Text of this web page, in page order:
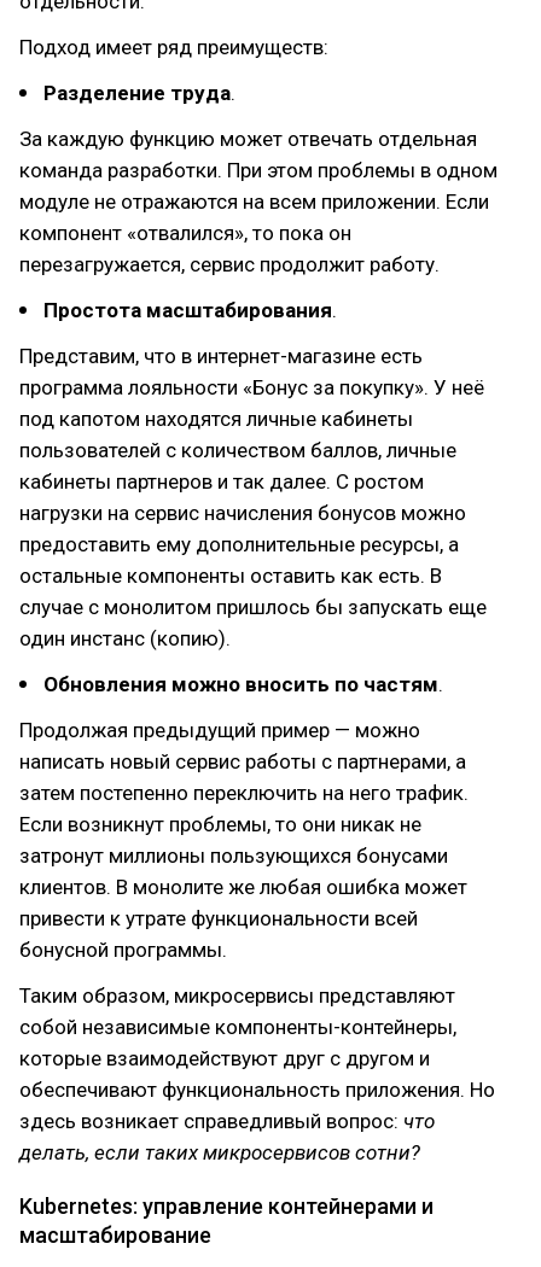
Подход имеет ряд преимуществ:
Разделение труда.
За каждую функцию может отвечать отдельная
команда разработки. При этом проблемы в одном
модуле не отражаются на всем приложении. Если
компонент «отвалился», то пока он
перезагружается, сервис продолжит работу.
Простота масштабирования.
Представим, что в интернет-магазине есть
программа лояльности «Бонус за покупку». У неё
под капотом находятся личные кабинеты
пользователей с количеством баллов, личные
кабинеты партнеров и так далее. С ростом
нагрузки на сервис начисления бонусов можно
предоставить ему дополнительные ресурсы, а
остальные компоненты оставить как есть. В
случае с монолитом пришлось бы запускать еще
один инстанс (копию).
Обновления можно вносить по частям.
Продолжая предыдущий пример — можно
написать новый сервис работы с партнерами, а
затем постепенно переключить на него трафик.
Если возникнут проблемы, то они никак не
затронут миллионы пользующихся бонусами
клиентов. В монолите же любая ошибка может
привести к утрате функциональности всей
бонусной программы.
Таким образом, микросервисы представляют
собой независимые компоненты-контейнеры,
которые взаимодействуют друг с другом и
обеспечивают функциональность приложения. Но
здесь возникает справедливый вопрос: что
делать, если таких микросервисов сотни?
Kubernetes: управление контейнерами и
масштабирование